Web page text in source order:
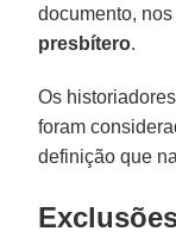
documento,
presbítero.
Os
foram
definição que